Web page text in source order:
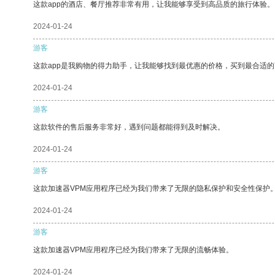
这款app的酒店、餐厅推荐非常有用，让我能够享受到高品质的旅行体验。
2024-01-24
游客
这款app是我购物的得力助手，让我能够找到最优惠的价格，买到最合适的
2024-01-24
游客
这款软件的售后服务非常好，遇到问题都能得到及时解决。
2024-01-24
游客
这款加速器VPM应用程序已经为我们带来了无限的隐私保护和安全性保护。
2024-01-24
游客
这款加速器VPM应用程序已经为我们带来了无限的流畅体验。
2024-01-24